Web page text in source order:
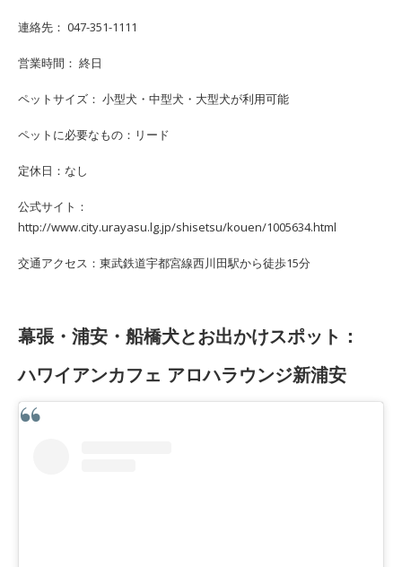
連絡先： 047-351-1111
営業時間： 終日
ペットサイズ： 小型犬・中型犬・大型犬が利用可能
ペットに必要なもの：リード
定休日：なし
公式サイト：
http://www.city.urayasu.lg.jp/shisetsu/kouen/1005634.html
交通アクセス：東武鉄道宇都宮線西川田駅から徒歩15分
幕張・浦安・船橋犬とお出かけスポット：
ハワイアンカフェ アロハラウンジ新浦安